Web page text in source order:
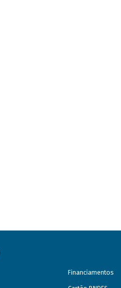
Financiamentos